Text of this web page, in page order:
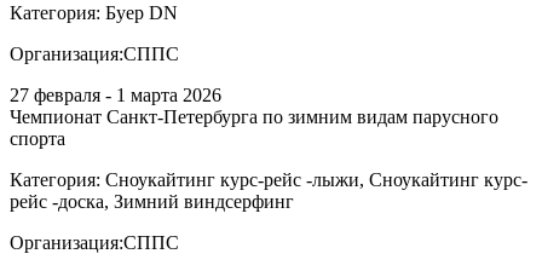
Категория: Буер DN
Организация:СППС
27 февраля - 1 марта 2026
Чемпионат Санкт-Петербурга по зимним видам парусного
спорта
Категория: Сноукайтинг курс-рейс -лыжи, Сноукайтинг курс-
рейс -доска, Зимний виндсерфинг
Организация:СППС